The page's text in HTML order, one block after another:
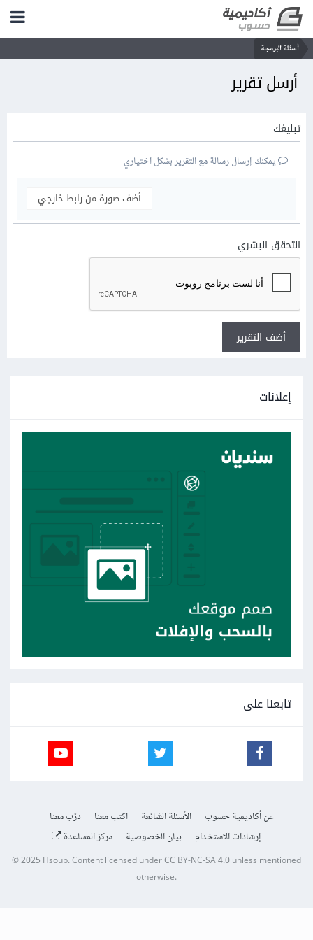
أسئلة البرمجة
أرسل تقرير
تبليغك
يمكنك إرسال رسالة مع التقرير بشكل اختياري
أضف صورة من رابط خارجي
التحقق البشري
أضف التقرير
إعلانات
تابعنا على
عن أكاديمية حسوب الأسئلة الشائعة اكتب معنا
درّب معنا
إرشادات الاستخدام
بيان الخصوصية مركز المساعدة
© 2025 Hsoub.Content licensed underCC BY-NC-SA 4.0unless mentioned
otherwise.